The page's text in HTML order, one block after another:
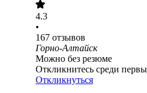
4.3
•
167 отзывов
Горно-Алтайск
Можно без резюме
Откликнитесь среди
Откликнуться